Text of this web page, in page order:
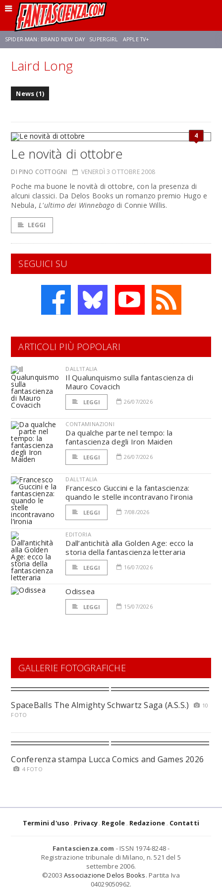
SPIDER-MAN: BRAND NEW DAY SUPERGIRL APPLE TV+
FRANCO RICCIARDIELLO
Laird Long
News (1)
4
Le novità di ottobre
DI PINO COTTOGNI VENERDÌ 3 OTTOBRE 2008
Poche ma buone le novità di ottobre, con la presenza di
alcuni classici. Da Delos Books un romanzo premio Hugo e
Nebula,L'ultimo dei Winnebagodi Connie Willis.
LEGGI
SEGUICI SU
ARTICOLI PIÙ POPOLARI
DALL'ITALIA
Il Qualunquismo sulla fantascienza di
Mauro Covacich
LEGGI 26/07/2026
CONTAMINAZIONI
Da qualche parte nel tempo: la
fantascienza degli Iron Maiden
LEGGI 26/07/2026
DALL'ITALIA
Francesco Guccini e la fantascienza:
quando le stelle incontravano l’ironia
LEGGI 7/08/2026
EDITORIA
Dall’antichità alla Golden Age: ecco la
storia della fantascienza letteraria
LEGGI 16/07/2026
Odissea
LEGGI 15/07/2026
GALLERIE FOTOGRAFICHE
SpaceBalls The Almighty Schwartz Saga (A.S.S.)
10
FOTO
Conferenza stampa Lucca Comics and Games 2026
4 FOTO
Termini d'uso Privacy Regole Redazione Contatti
Fantascienza.com - ISSN 1974-8248 -
Registrazione tribunale di Milano, n. 521 del 5
settembre 2006.
©2003 Associazione Delos Books. Partita Iva
04029050962.